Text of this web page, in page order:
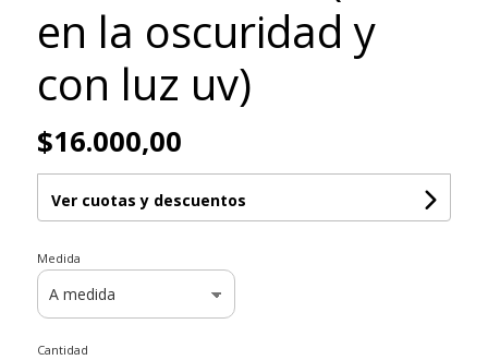
en la oscuridad y
con luz uv)
$16.000,00
Ver cuotas y descuentos
Medida
Cantidad